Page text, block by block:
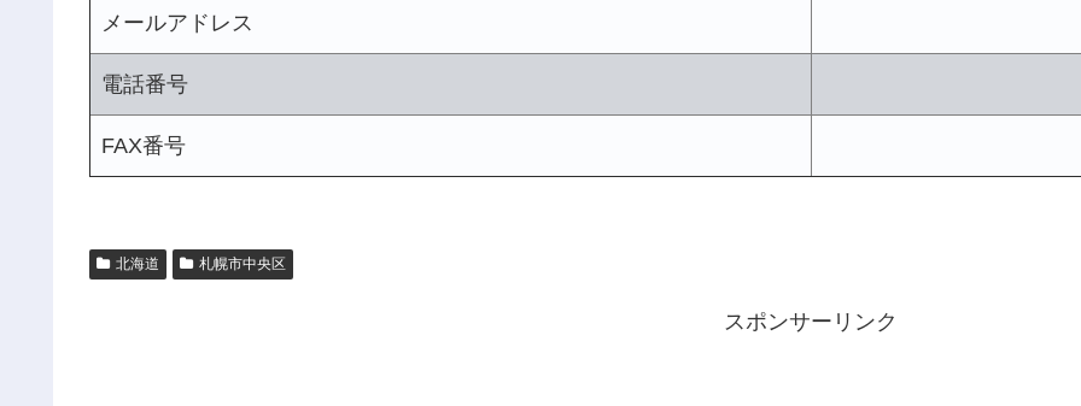
メールアドレス
電話番号
FAX番号
北海道 札幌市中央区
スポンサーリンク